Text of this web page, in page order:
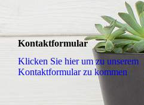
Kontaktformular
Klicken Sie hier um zu unserem
Kon­takt­for­mu­lar zu kommen